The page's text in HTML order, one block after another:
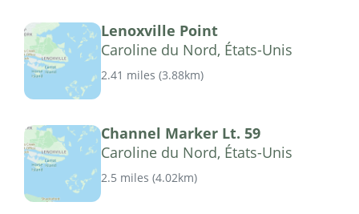
Lenoxville Point
Caroline du Nord, États-Unis
2.41 miles (3.88km)
Channel Marker Lt. 59
Caroline du Nord, États-Unis
2.5 miles (4.02km)